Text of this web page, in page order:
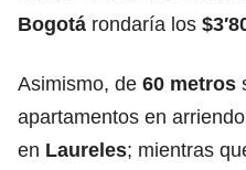
Bogotá rondaría los
Asimismo, de 60 metros
apartamentos en
en Laureles; mientras